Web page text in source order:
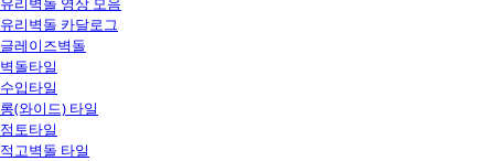
유리벽돌 카달로그
글레이즈벽돌
벽돌타일
수입타일
롱(와이드) 타일
점토타일
적고벽돌 타일